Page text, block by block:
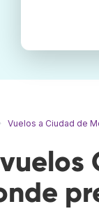
Vuelos a Ciudad de